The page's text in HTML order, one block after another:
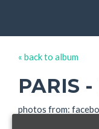
« back to album
PARIS
photos from: